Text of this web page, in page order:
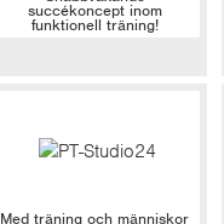
succékoncept inom
funktionell träning!
Med träning och människor